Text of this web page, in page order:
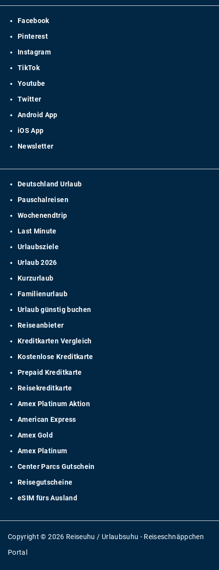
Facebook
Pinterest
Instagram
TikTok
Youtube
Twitter
Android App
iOS App
Newsletter
Deutschland Urlaub
Pauschalreisen
Wochenendtrip
Last Minute
Urlaubsziele
Urlaub 2026
Kurzurlaub
Familienurlaub
Urlaub günstig buchen
Reiseanbieter
Kreditkarten Vergleich
Kostenlose Kreditkarte
Prepaid Kreditkarte
Reisekreditkarte
Amex Platinum Aktion
American Express
Amex Gold
Amex Platinum
Center Parcs Gutschein
Reisegutscheine
eSIM fürs Ausland
Copyright © 2026 Reiseuhu / Urlaubsuhu - Reiseschnäppchen
Portal